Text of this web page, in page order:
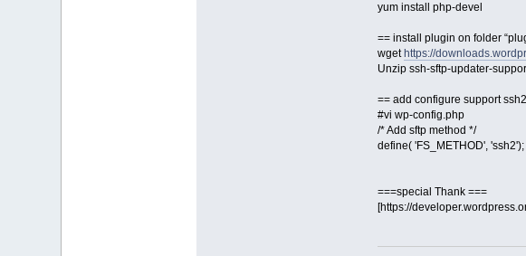
yum install php-devel
== install plugin on folder
wget https://
Unzip ssh-sftp-updater-
== add configure support
#vi wp-config.php
/* Add sftp method */
define( 'FS_METHOD', 'ssh2');
===special Thank ===
[https://